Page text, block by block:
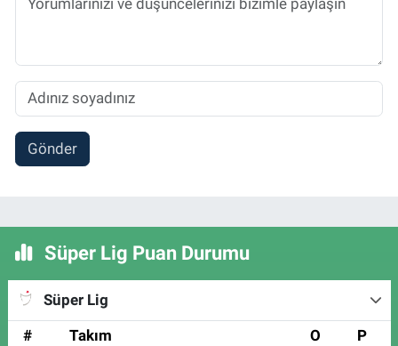
Gönder
Süper Lig Puan Durumu
Süper Lig
#
Takım O P